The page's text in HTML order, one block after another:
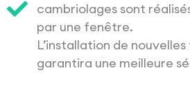
cambriolages sont
par une fenêtre.
L’installation de
garantira une meilleure